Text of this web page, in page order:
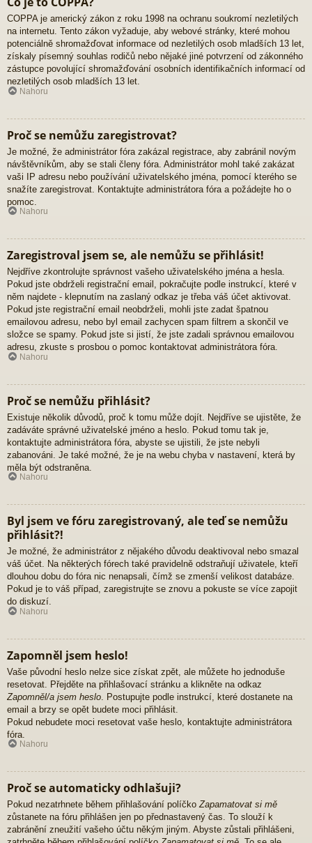
COPPA je americký zákon z roku 1998 na ochranu soukromí nezletilých
na internetu. Tento zákon vyžaduje, aby webové stránky, které mohou
potenciálně shromažďovat informace od nezletilých osob mladších 13 let,
získaly písemný souhlas rodičů nebo nějaké jiné potvrzení od zákonného
zástupce povolující shromažďování osobních identifikačních informací od
nezletilých osob mladších 13 let.
Nahoru
Proč se nemůžu zaregistrovat?
Je možné, že administrátor fóra zakázal registrace, aby zabránil novým
návštěvníkům, aby se stali členy fóra. Administrátor mohl také zakázat
vaši IP adresu nebo používání uživatelského jména, pomocí kterého se
snažíte zaregistrovat. Kontaktujte administrátora fóra a požádejte ho o
pomoc.
Nahoru
Zaregistroval jsem se, ale nemůžu se přihlásit!
Nejdříve zkontrolujte správnost vašeho uživatelského jména a hesla.
Pokud jste obdrželi registrační email, pokračujte podle instrukcí, které v
něm najdete - klepnutím na zaslaný odkaz je třeba váš účet aktivovat.
Pokud jste registrační email neobdrželi, mohli jste zadat špatnou
emailovou adresu, nebo byl email zachycen spam filtrem a skončil ve
složce se spamy. Pokud jste si jistí, že jste zadali správnou emailovou
adresu, zkuste s prosbou o pomoc kontaktovat administrátora fóra.
Nahoru
Proč se nemůžu přihlásit?
Existuje několik důvodů, proč k tomu může dojít. Nejdříve se ujistěte, že
zadáváte správné uživatelské jméno a heslo. Pokud tomu tak je,
kontaktujte administrátora fóra, abyste se ujistili, že jste nebyli
zabanováni. Je také možné, že je na webu chyba v nastavení, která by
měla být odstraněna.
Nahoru
Byl jsem ve fóru zaregistrovaný, ale teď se nemůžu
přihlásit?!
Je možné, že administrátor z nějakého důvodu deaktivoval nebo smazal
váš účet. Na některých fórech také pravidelně odstraňují uživatele, kteří
dlouhou dobu do fóra nic nenapsali, čímž se zmenší velikost databáze.
Pokud je to váš případ, zaregistrujte se znovu a pokuste se více zapojit
do diskuzí.
Nahoru
Zapomněl jsem heslo!
Vaše původní heslo nelze sice získat zpět, ale můžete ho jednoduše
resetovat. Přejděte na přihlašovací stránku a klikněte na odkaz
Zapomněl/a jsem heslo . Postupujte podle instrukcí, které dostanete na
email a brzy se opět budete moci přihlásit.
Pokud nebudete moci resetovat vaše heslo, kontaktujte administrátora
fóra.
Nahoru
Proč se automaticky odhlašuji?
Pokud nezatrhnete během přihlašování políčkoZapamatovat si mě
zůstanete na fóru přihlášen jen po přednastavený čas. To slouží k
zabránění zneužití vašeho účtu někým jiným. Abyste zůstali přihlášeni,